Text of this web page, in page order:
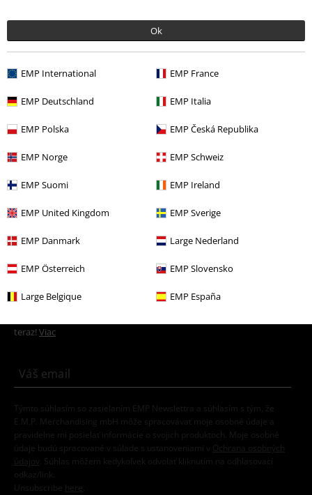
Ok
EMP International EMP France
EMP Deutschland EMP Italia
EMP Polska EMP Česká Republika
EMP Norge EMP Schweiz
EMP Suomi EMP Ireland
EMP United Kingdom EMP Sverige
EMP Danmark Large Nederland
EMP Österreich EMP Slovensko
Large Belgique EMP España
More categories. More options.
E-Mail Newsletter
teraz! Viac
Týmto súhlasím so zasielaním EMP Newslettra a súhlasím s tým, že
E.M.P. Merchandising mbH môže spracovávať moje osobné údaje a
pravidelne mi posielať informácie o svojich produktoch. Moje osobné
údaje budú spracované v súlade s ustanoveniami v
Ochrana osobných
údajov
. Súhlas môžem kedykoľvek odvolať kliknutím na odhlasovací
odkaz/link.
Unsubscribe here